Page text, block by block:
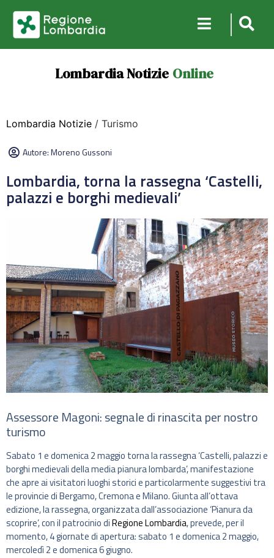
Lombardia Notizie Online
Lombardia Notizie / Turismo
Autore:Moreno Gussoni
Lombardia, torna la rassegna ‘Castelli,
palazzi e borghi medievali’
Assessore Magoni: segnale di rinascita per nostro
turismo
Sabato 1 e domenica 2 maggio torna la rassegna ‘Castelli, palazzi e
borghi medievali della media pianura lombarda’, manifestazione
che apre ai visitatori luoghi storici e particolarmente suggestivi tra
le provincie di Bergamo, Cremona e Milano. Giunta all’ottava
edizione, la rassegna, organizzata dall’associazione ‘Pianura da
scoprire’, con il patrocinio diRegione Lombardia, prevede, per il
momento, 4 giornate di apertura: sabato 1 e domenica 2 maggio,
mercoledì 2 e domenica 6 giugno.